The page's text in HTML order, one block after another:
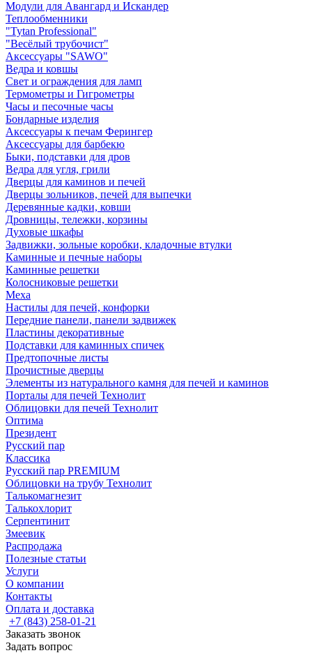
Модули для Авангард и Искандер
Теплообменники
"Tytan Professional"
"Весёлый трубочист"
Аксессуары "SAWO"
Ведра и ковшы
Свет и ограждения для ламп
Термометры и Гигрометры
Часы и песочные часы
Бондарные изделия
Аксессуары к печам Ферингер
Аксессуары для барбекю
Быки, подставки для дров
Ведра для угля, грили
Дверцы для каминов и печей
Дверцы зольников, печей для выпечки
Деревянные кадки, ковши
Дровницы, тележки, корзины
Духовые шкафы
Задвижки, зольные коробки, кладочные втулки
Каминные и печные наборы
Каминные решетки
Колосниковые решетки
Меха
Настилы для печей, конфорки
Передние панели, панели задвижек
Пластины декоративные
Подставки для каминных спичек
Предтопочные листы
Прочистные дверцы
Элементы из натурального камня для печей и каминов
Порталы для печей Технолит
Облицовки для печей Технолит
Оптима
Президент
Русский пар
Классика
Русский пар PREMIUM
Облицовки на трубу Технолит
Талькомагнезит
Талькохлорит
Серпентинит
Змеевик
Распродажа
Полезные статьи
Услуги
О компании
Контакты
Оплата и доставка
+7 (843) 258-01-21
Заказать звонок
Задать вопрос